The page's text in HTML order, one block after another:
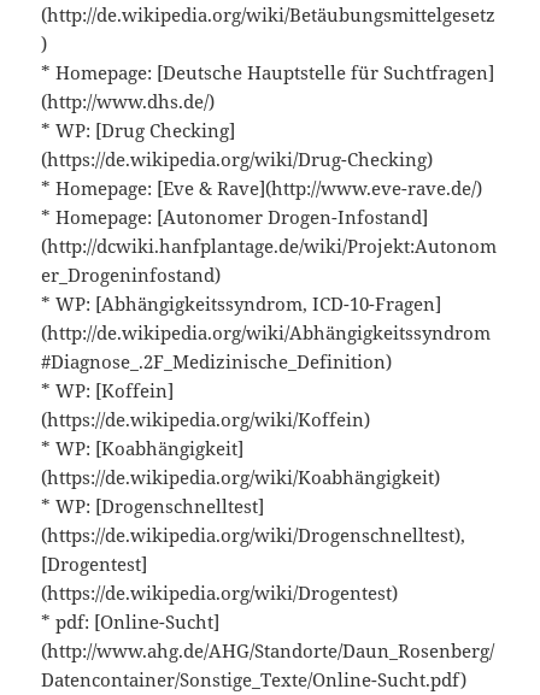
(http://de.wikipedia.org/wiki/Betäubungsmittelgesetz
)
* Homepage: [Deutsche Hauptstelle für Suchtfragen]
(http://www.dhs.de/)
* WP: [Drug Checking]
(https://de.wikipedia.org/wiki/Drug-Checking)
* Homepage: [Eve & Rave](http://www.eve-rave.de/)
* Homepage: [Autonomer Drogen-Infostand]
(http://dcwiki.hanfplantage.de/wiki/Projekt:Autonom
er_Drogeninfostand)
* WP: [Abhängigkeitssyndrom, ICD-10-Fragen]
(http://de.wikipedia.org/wiki/Abhängigkeitssyndrom
#Diagnose_.2F_Medizinische_Definition)
* WP: [Koffein]
(https://de.wikipedia.org/wiki/Koffein)
* WP: [Koabhängigkeit]
(https://de.wikipedia.org/wiki/Koabhängigkeit)
* WP: [Drogenschnelltest]
(https://de.wikipedia.org/wiki/Drogenschnelltest),
[Drogentest]
(https://de.wikipedia.org/wiki/Drogentest)
* pdf: [Online-Sucht]
(http://www.ahg.de/AHG/Standorte/Daun_Rosenberg/
Datencontainer/Sonstige_Texte/Online-Sucht.pdf)